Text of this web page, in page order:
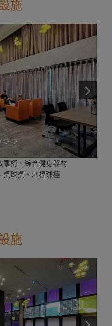
施
摩椅、綜合健身器材
桌球桌、冰棍球檯
施